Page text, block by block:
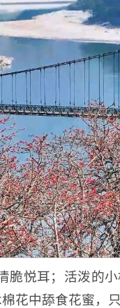
悦耳；活泼的
花中舔食花蜜，